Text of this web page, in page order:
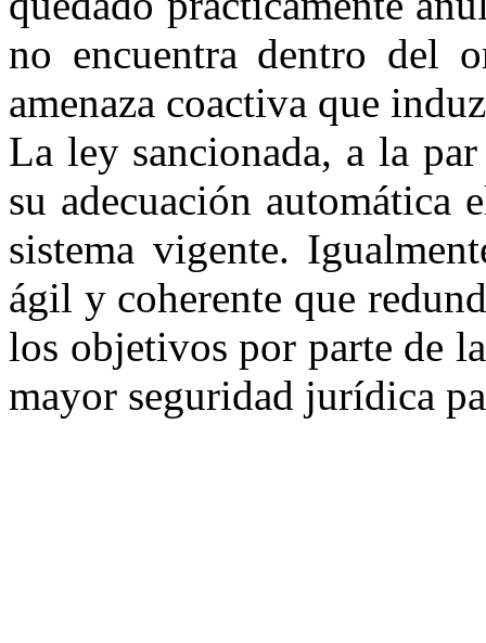
no encuentra dentro del
amenaza coactiva que
La ley sancionada, a la
su adecuación automática
sistema vigente.
ágil y coherente que
los objetivos por parte de
mayor seguridad jurídica